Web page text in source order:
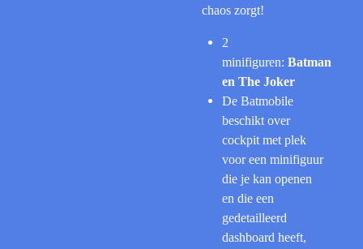
chaos zorgt!
2
minifiguren: Batman
en The Joker
De Batmobile
beschikt over
cockpit met plek
voor een minifiguur
die je kan openen
en die een
gedetailleerd
dashboard heeft,